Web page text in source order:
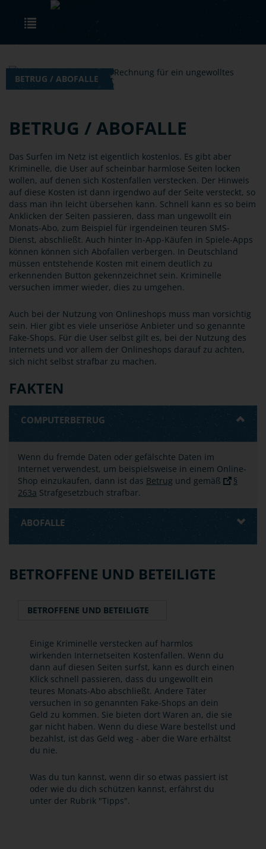
Skip to main content
BETRUG / ABOFALLE
BETRUG / ABOFALLE
Das Surfen im Netz ist eigentlich kostenlos. Es gibt aber
Kriminelle, die User auf scheinbar harmlose Seiten locken
wollen, auf denen sich Kostenfallen verstecken. Der Hinweis
auf diese Kosten ist dann irgendwo auf der Seite versteckt, so
dass man ihn leicht übersehen kann. Schnell kann es so beim
Anklicken der Seiten passieren, dass man ungewollt ein
Monats-Abo, zum Beispiel für irgendeinen teuren SMS-
Dienst, abschließt. Auch hinter In-App-Käufen in Spiele-Apps
können können sich Abofallen verbergen. In Deutschland
müssen entstehende Kosten mit einem deutlich zu
erkennenden Button gekennzeichnet sein. Kriminelle
versuchen immer wieder, dies zu umgehen.
Auch bei der Nutzung von Onlineshops muss man vorsichtig
sein. Hier gibt es viele unseriöse Anbieter und so genannte
Fake-Shops. Für die User selbst gilt es, bei der Nutzung des
Internets und vor allem der Onlineshops darauf zu achten,
sich nicht selbst strafbar zu machen.
FAKTEN
COMPUTERBETRUG
Wenn du fremde Daten oder gefälschte Daten im
Internet verwendest, um beispielsweise in einem Online-
Shop einzukaufen, dann ist das Betrug und gemäß
§
263a Strafgesetzbuch strafbar.
ABOFALLE
BETROFFENE UND BETEILIGTE
BETROFFENE UND BETEILIGTE
Einige Kriminelle verstecken auf harmlos
wirkenden Internetseiten Kostenfallen. Wenn du
dann auf diesen Seiten surfst, kann es durch einen
Klick schnell passieren, dass du ungewollt ein
teures Monats-Abo abschließt. Andere Täter
versuchen in so genannten Fake-Shops an dein
Geld zu kommen. Sie bieten dort Waren an, die sie
gar nicht haben. Wenn du diese Ware bestellst und
bezahlst, ist das Geld weg - aber die Ware erhältst
du nie.
Was du tun kannst, wenn dir so etwas passiert ist
oder wie du dich schützen kannst, erfährst du
unter der Rubrik "Tipps".